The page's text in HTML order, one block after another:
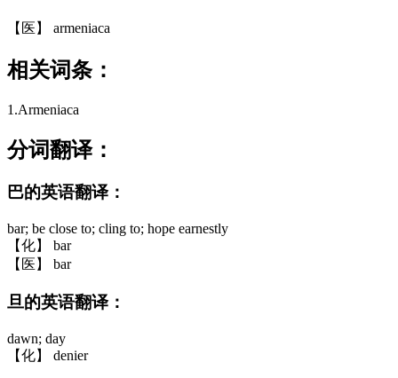
【医】 armeniaca
相关词条：
1.Armeniaca
分词翻译：
巴的英语翻译：
bar; be close to; cling to; hope earnestly
【化】 bar
【医】 bar
旦的英语翻译：
dawn; day
【化】 denier